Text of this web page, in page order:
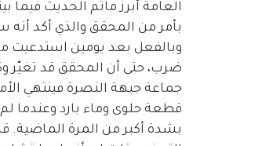
العامة أبرز ماتم الحديث فيما
بأمر من المحقق والذي أكد أنه
وبالفعل بعد يومين استدعيت
ضرب، حتى أن المحقق قد تغيّر
جماعة جبهة النصرة فينتهي
قطعة حلوى وماء بارد وعندما
بشدة أكبر من المرة الماضية.